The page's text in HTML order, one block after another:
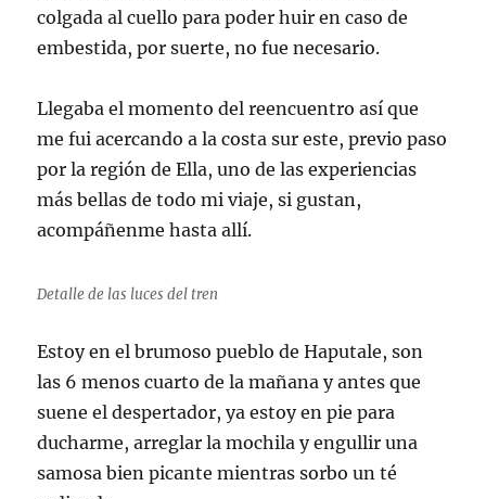
colgada al cuello para poder huir en caso de
embestida, por suerte, no fue necesario.
Llegaba el momento del reencuentro así que
me fui acercando a la costa sur este, previo paso
por la región de Ella, uno de las experiencias
más bellas de todo mi viaje, si gustan,
acompáñenme hasta allí.
Detalle de las luces del tren
Estoy en el brumoso pueblo de Haputale, son
las 6 menos cuarto de la mañana y antes que
suene el despertador, ya estoy en pie para
ducharme, arreglar la mochila y engullir una
samosa bien picante mientras sorbo un té